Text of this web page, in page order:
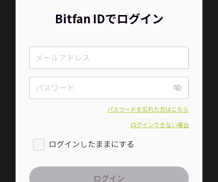
Bitfan IDでログイン
パスワードを忘れた方はこちら
ログインできない場合
ログインしたままにする